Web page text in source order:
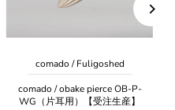
comado / Fuligoshed
comado / obake pierce OB-P-
WG（片耳用）【受注生産】